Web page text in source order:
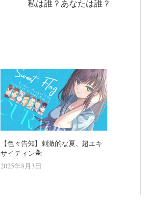
私は誰？あなたは誰？
【色々告知】刺激的な夏、超エキ
サイティン🏝️
2025年8月3日